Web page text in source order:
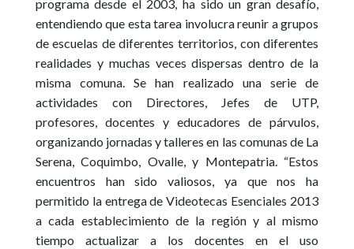
programa desde el 2003, ha sido un gran desafío,
entendiendo que esta tarea involucra reunir a grupos
de escuelas de diferentes territorios, con diferentes
realidades y muchas veces dispersas dentro de la
misma comuna. Se han realizado una serie de
actividades con Directores, Jefes de UTP,
profesores, docentes y educadores de párvulos,
organizando jornadas y talleres en las comunas de La
Serena, Coquimbo, Ovalle, y Montepatria. “Estos
encuentros han sido valiosos, ya que nos ha
permitido la entrega de Videotecas Esenciales 2013
a cada establecimiento de la región y al mismo
tiempo actualizar a los docentes en el uso